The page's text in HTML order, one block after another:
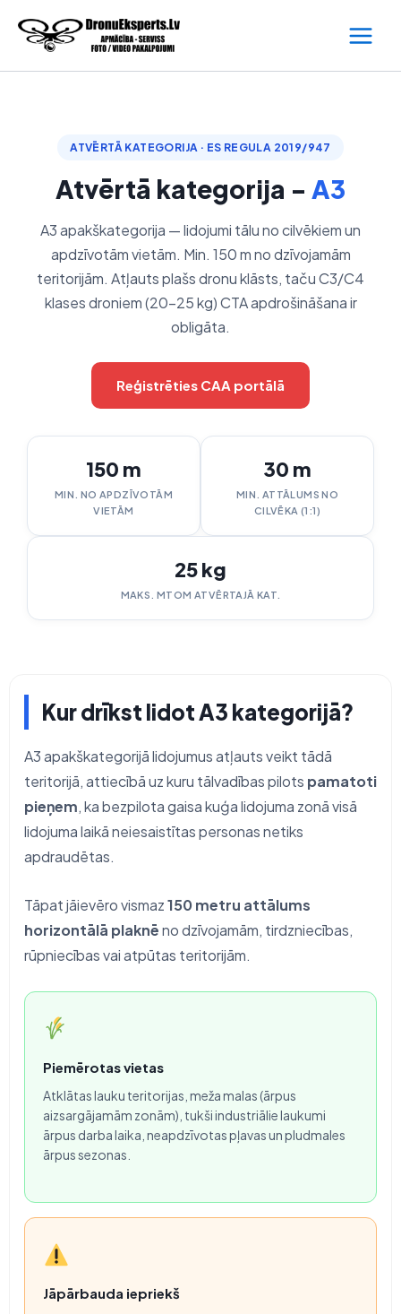
content
ATVĒRTĀ KATEGORIJA · ES REGULA 2019/947
Atvērtā kategorija - A3
A3 apakškategorija — lidojumi tālu no cilvēkiem un
apdzīvotām vietām. Min. 150 m no dzīvojamām
teritorijām. Atļauts plašs dronu klāsts, taču C3/C4
klases droniem (20–25 kg) CTA apdrošināšana ir
obligāta.
Reģistrēties CAA portālā
150 m
MIN. NO APDZĪVOTĀM
VIETĀM
30 m
MIN. ATTĀLUMS NO
CILVĒKA (1:1)
25 kg
MAKS. MTOM ATVĒRTAJĀ KAT.
Kur drīkst lidot A3 kategorijā?
A3 apakškategorijā lidojumus atļauts veikt tādā
teritorijā, attiecībā uz kuru tālvadības pilots pamatoti
pieņem, ka bezpilota gaisa kuģa lidojuma zonā visā
lidojuma laikā neiesaistītas personas netiks
apdraudētas.
Tāpat jāievēro vismaz150 metru attālums
horizontālā plaknēno dzīvojamām, tirdzniecības,
rūpniecības vai atpūtas teritorijām.
Piemērotas vietas
Atklātas lauku teritorijas, meža malas (ārpus
aizsargājamām zonām), tukši industriālie laukumi
ārpus darba laika, neapdzīvotas pļavas un pludmales
ārpus sezonas.
Jāpārbauda iepriekš